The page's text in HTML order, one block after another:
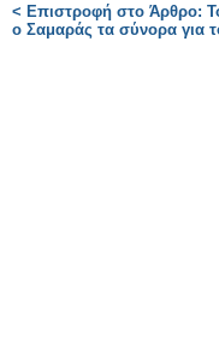
< Επιστροφή στο Άρθρο: Το
ο Σαμαράς τα σύνορα για